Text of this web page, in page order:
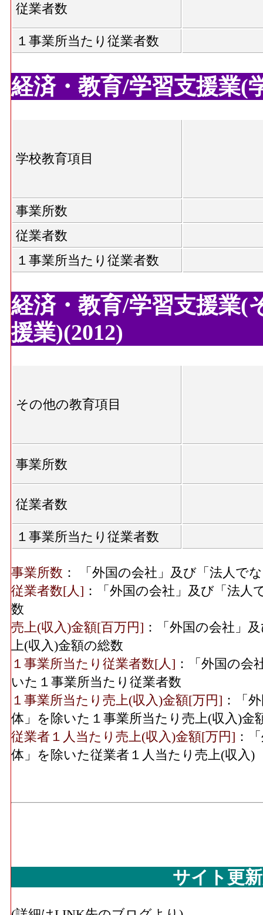
従業者数
１事業所当たり従業者数
経済・教育/学習支援業(
学校教育項目
事業所数
従業者数
１事業所当たり従業者数
経済・教育/学習支援業(
援業)(2012)
その他の教育項目
事業所数
従業者数
１事業所当たり従業者数
事業所数 ： 「外国の会社」及び「法人で
従業者数[人] ：「外国の会社」及び「法
数
売上(収入)金額[百万円] ：「外国の会社」
上(収入)金額の総数
１事業所当たり従業者数[人] ：「外国の会
いた１事業所当たり従業者数
１事業所当たり売上(収入)金額[万円] ：「
体」を除いた１事業所当たり売上(収入)金
従業者１人当たり売上(収入)金額[万円] ：
体」を除いた従業者１人当たり売上(収入)
サイト更